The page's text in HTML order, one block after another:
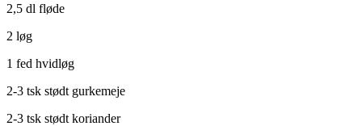
2,5 dl fløde
2 løg
1 fed hvidløg
2-3 tsk stødt gurkemeje
2-3 tsk stødt koriander